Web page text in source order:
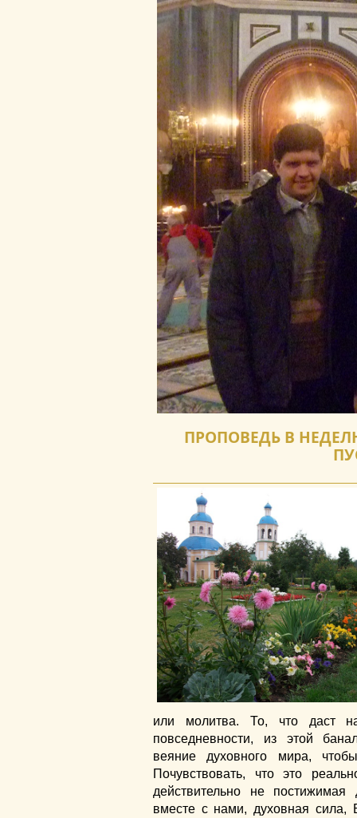
ПРОПОВЕДЬ В
или молитва. То, что даст
повседневности, из этой
веяние духовного мира,
Почувствовать, что это
действительно не
вместе с нами, духовная сила,